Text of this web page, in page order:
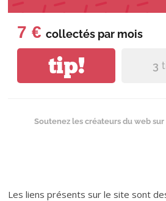
7 € collectés par mois
tip! 3
Soutenez les créateurs du web sur
Les liens présents sur le site sont